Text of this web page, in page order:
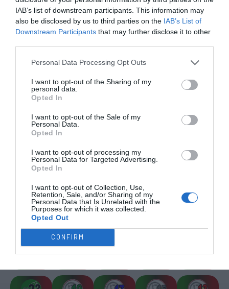
IAB’s list of downstream participants. This information may
also be disclosed by us to third parties on the IAB’s List of
Downstream Participants that may further disclose it to other
Personal Data Processing Opt Outs
I want to opt-out of the Sharing of my
personal data.
Opted In
I want to opt-out of the Sale of my
Personal Data.
Opted In
I want to opt-out of processing my
Personal Data for Targeted Advertising.
Opted In
I want to opt-out of Collection, Use,
Retention, Sale, and/or Sharing of my
Personal Data that Is Unrelated with the
Purposes for which it was collected.
Opted Out
CONFIRM
CAMPEÕES, SUBIDAS E DESCIDAS 2025-26
JOGOS EM DIRETO
ÚLTIMOS
RESULTADOS
RESULTADOS
DO DIA
NOMEAÇÕES
COMPETIÇÕESNACIONAIS